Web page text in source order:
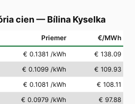
cien — Bílina Kyselka
Priemer €/MWh
€ 0.1381 /kWh
€ 138.09
€ 0.1099 /kWh
€ 109.93
€ 0.1081 /kWh
€ 108.11
€ 0.0979 /kWh
€ 97.88